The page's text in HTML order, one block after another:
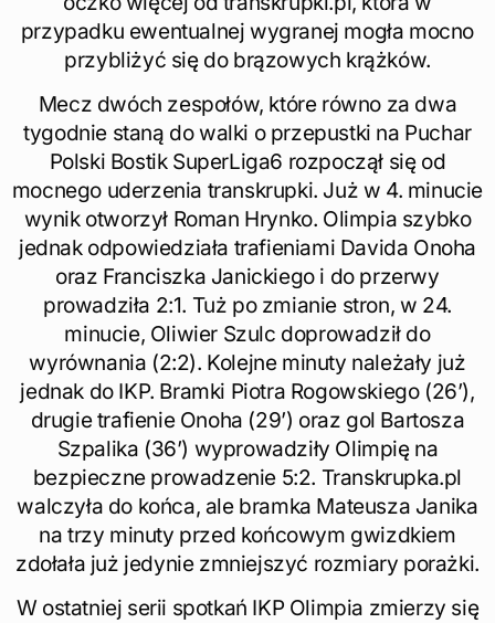
przypadku ewentualnej wygranej mogła mocno
przybliżyć się do brązowych krążków.
Mecz dwóch zespołów, które równo za dwa
tygodnie staną do walki o przepustki na Puchar
Polski Bostik SuperLiga6 rozpoczął się od
mocnego uderzenia transkrupki. Już w 4. minucie
wynik otworzył Roman Hrynko. Olimpia szybko
jednak odpowiedziała trafieniami Davida Onoha
oraz Franciszka Janickiego i do przerwy
prowadziła 2:1. Tuż po zmianie stron, w 24.
minucie, Oliwier Szulc doprowadził do
wyrównania (2:2). Kolejne minuty należały już
jednak do IKP. Bramki Piotra Rogowskiego (26’),
drugie trafienie Onoha (29’) oraz gol Bartosza
Szpalika (36’) wyprowadziły Olimpię na
bezpieczne prowadzenie 5:2. Transkrupka.pl
walczyła do końca, ale bramka Mateusza Janika
na trzy minuty przed końcowym gwizdkiem
zdołała już jedynie zmniejszyć rozmiary porażki.
W ostatniej serii spotkań IKP Olimpia zmierzy się